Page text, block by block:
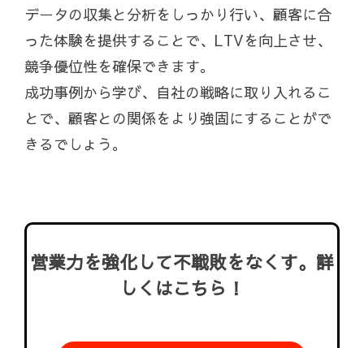
データの収集と分析をしっかり行い、顧客に合
った体験を提供することで、LTVを向上させ、
競争優位性を確保できます。
成功事例から学び、自社の戦略に取り入れるこ
とで、顧客との関係をより強固にすることがで
きるでしょう。
営業力を強化して不戦敗をなくす。詳
しくはこちら！